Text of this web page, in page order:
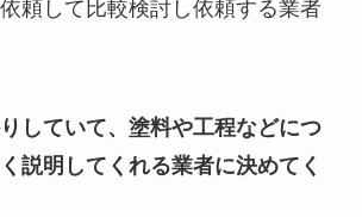
頼して比較検討し依頼する業者
していて、塗料や工程などにつ
説明してくれる業者に決めてく